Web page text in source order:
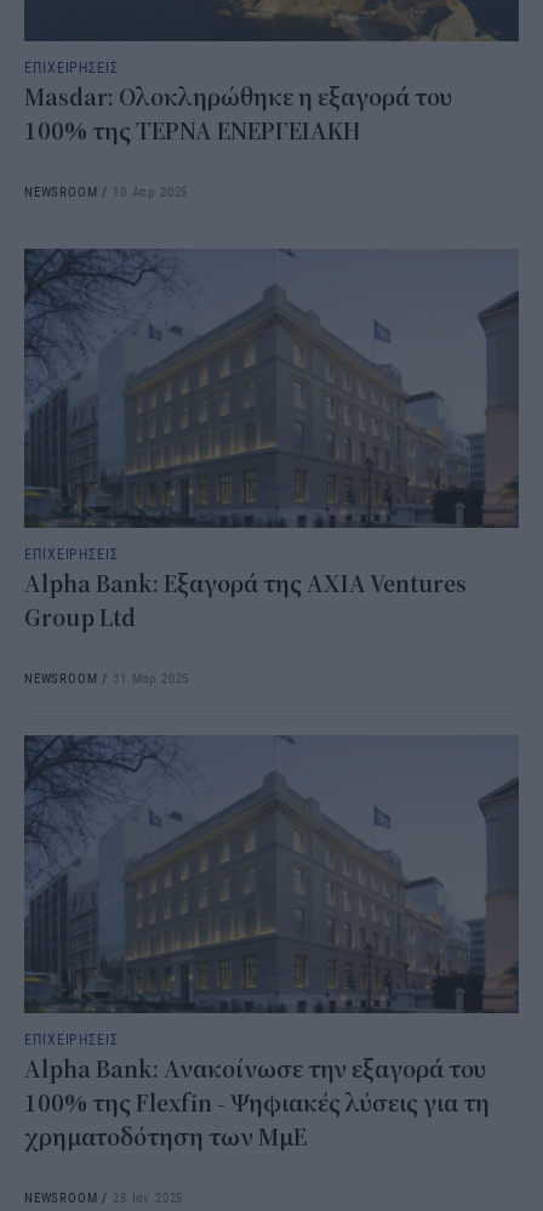
ΕΠΙΧΕΙΡΗΣΕΙΣ
Masdar: Oλοκληρώθηκε η εξαγορά του
100% της ΤΕΡΝΑ ΕΝΕΡΓΕΙΑΚΗ
NEWSROOM / 10 Απρ 2025
ΕΠΙΧΕΙΡΗΣΕΙΣ
Alpha Βank: Eξαγορά της AXIA Ventures
Group Ltd
NEWSROOM / 31 Μαρ 2025
ΕΠΙΧΕΙΡΗΣΕΙΣ
Alpha Bank: Ανακοίνωσε την εξαγορά του
100% της Flexfin - Ψηφιακές λύσεις για τη
χρηματοδότηση των ΜμΕ
NEWSROOM / 28 Ιαν 2025